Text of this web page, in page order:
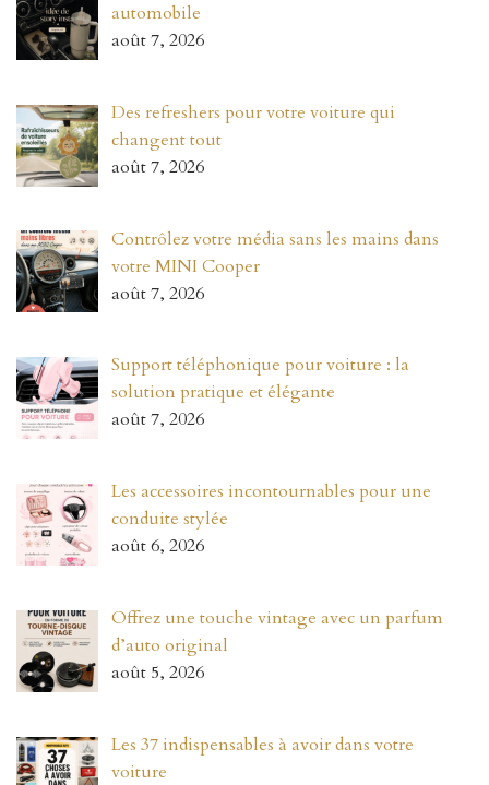
automobile
août 7, 2026
Des refreshers pour votre voiture qui
changent tout
août 7, 2026
Contrôlez votre média sans les mains dans
votre MINI Cooper
août 7, 2026
Support téléphonique pour voiture : la
solution pratique et élégante
août 7, 2026
Les accessoires incontournables pour une
conduite stylée
août 6, 2026
Offrez une touche vintage avec un parfum
d’auto original
août 5, 2026
Les 37 indispensables à avoir dans votre
voiture